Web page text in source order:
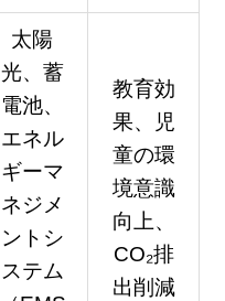
太陽
光、蓄
電池、
エネル
ギーマ
ネジメ
ントシ
ステム
教育効
果、児
童の環
境意識
向上、
CO₂排
出削減